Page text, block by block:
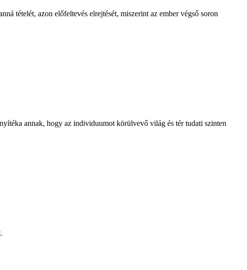
tételét, azon előfeltevés elrejtését, miszerint az ember végső soron
annak, hogy az individuumot körülvevő világ és tér tudati szinten